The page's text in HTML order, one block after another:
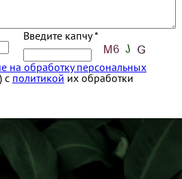
Введите капчу *
на обработку персональных
с политикой их обработки